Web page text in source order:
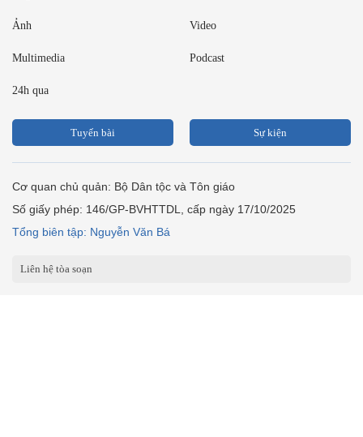
Ảnh Video
Multimedia Podcast
24h qua
Tuyến bài Sự kiện
Cơ quan chủ quản: Bộ Dân tộc và Tôn giáo
Số giấy phép: 146/GP-BVHTTDL, cấp ngày 17/10/2025
Tổng biên tập: Nguyễn Văn Bá
Liên hệ tòa soạn